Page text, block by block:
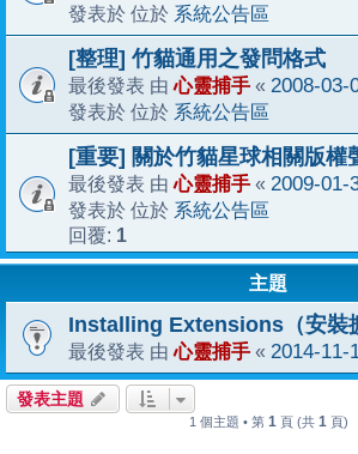
發表於 位於 系統公告區
[整理] 竹貓通用之發問格式
最後發表 由心靈捕手 « 2008-03-
發表於 位於 系統公告區
[重要] 關於竹貓星球相關版權
最後發表 由心靈捕手 « 2009-01-
發表於 位於 系統公告區
回覆: 1
主題
Installing Extensions（安裝
最後發表 由心靈捕手 « 2014-11-
發表主題
1 個主題 • 第 1 頁 (共 1 頁)